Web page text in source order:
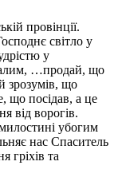
провінції.
світло у
у
…продай, що
зрозумів, що
що посідав, а це
від ворогів.
убогим
нас Спаситель
гріхів та